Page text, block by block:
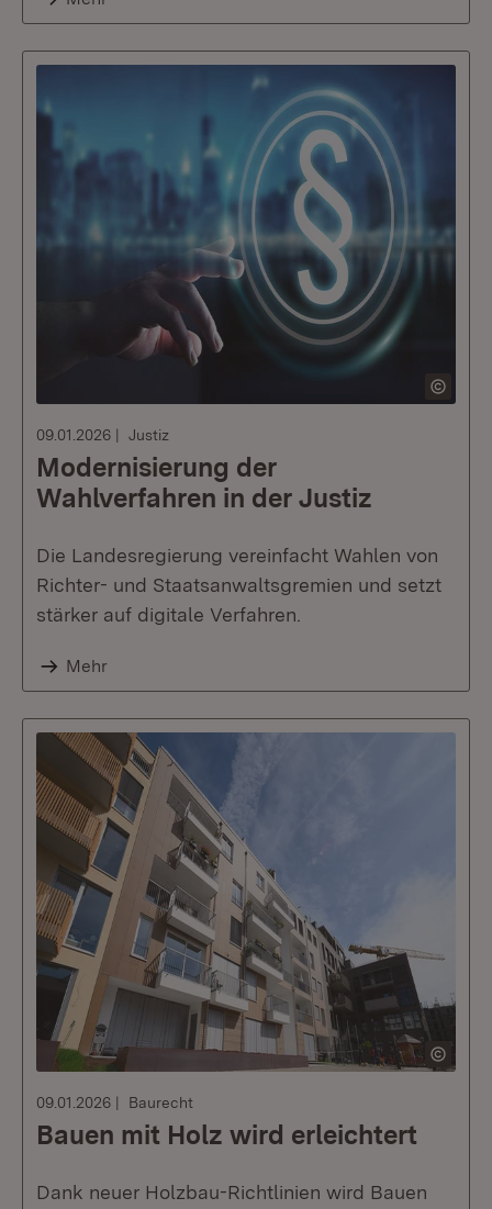
09.01.2026 Justiz
Modernisierung der
Wahlverfahren in der Justiz
Die Landesregierung vereinfacht Wahlen von
Richter- und Staatsanwaltsgremien und setzt
stärker auf digitale Verfahren.
Mehr
09.01.2026 Baurecht
Bauen mit Holz wird erleichtert
Dank neuer Holzbau-Richtlinien wird Bauen